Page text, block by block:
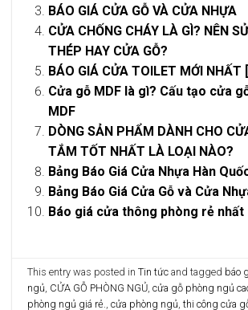
BÁO GIÁ CỬA GỖ VÀ CỬA NHỰA
CỬA CHỐNG CHÁY LÀ GÌ? NÊN
THÉP HAY CỬA GỖ?
BÁO GIÁ CỬA TOILET MỚI NHẤT
Cửa gỗ MDF là gì? Cấu tạo cửa
MDF
DÒNG SẢN PHẨM DÀNH CHO
TẮM TỐT NHẤT LÀ LOẠI NÀO?
Bảng Báo Giá Cửa Nhựa Hàn
Bảng Báo Giá Cửa Gỗ và Cửa
Báo giá cửa thông phòng rẻ nhất
This entry was posted inTin tức and tagged báo
ngủ CỬA GỖ PHÒNG NGỦ ,cửa gỗ phòng ngủ
phòng ngủ giá rẻ.
,cửa phòng ngủ ,thi công cửa